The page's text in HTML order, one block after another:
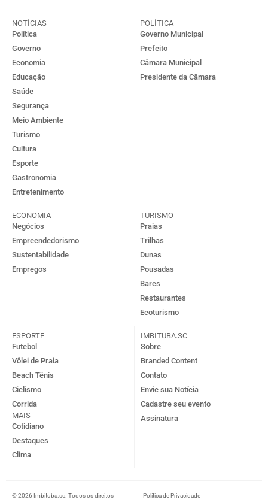
NOTÍCIAS
Política
Governo
Economia
Educação
Saúde
Segurança
Meio Ambiente
Turismo
Cultura
Esporte
Gastronomia
Entretenimento
POLÍTICA
Governo Municipal
Prefeito
Câmara Municipal
Presidente da Câmara
ECONOMIA
Negócios
Empreendedorismo
Sustentabilidade
Empregos
TURISMO
Praias
Trilhas
Dunas
Pousadas
Bares
Restaurantes
Ecoturismo
ESPORTE
Futebol
Vôlei de Praia
Beach Tênis
Ciclismo
Corrida
MAIS
Cotidiano
Destaques
Clima
IMBITUBA.SC
Sobre
Branded Content
Contato
Envie sua Notícia
Cadastre seu evento
Assinatura
© 2026 Imbituba.sc. Todos os direitos Política de Privacidade